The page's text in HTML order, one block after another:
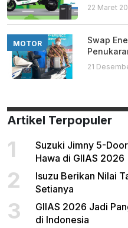
22 Maret
MOTOR
Swap
21
Artikel Terpopuler
1
Suzuki Jimny 5-
Hawa di GIIAS 2026
2
Isuzu Berikan Nilai
Setianya
3
GIIAS 2026 Jadi
di Indonesia